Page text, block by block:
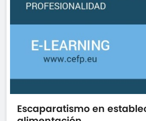
Escaparatismo en